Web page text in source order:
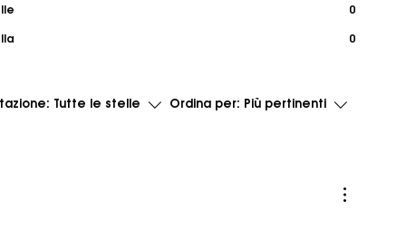
0
0
Tutte le stelle Ordina per: Più pertinenti